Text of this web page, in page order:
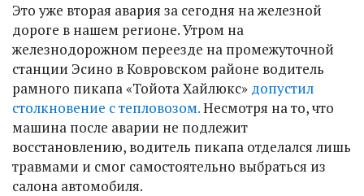
Это уже вторая авария за сегодня на железной
дороге в нашем регионе. Утром на
железнодорожном переезде на промежуточной
станции Эсино в Ковровском районе водитель
рамного пикапа «Тойота Хайлюкс» допустил
столкновение с тепловозом.Несмотря на то, что
машина после аварии не подлежит
восстановлению, водитель пикапа отделался лишь
травмами и смог самостоятельно выбраться из
салона автомобиля.